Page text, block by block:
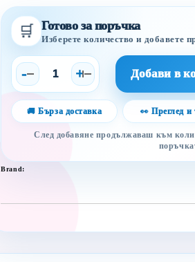
🛒 Готово за поръчка
Изберете количество и добавете
- +
🚚 Бърза доставка 👀 Преглед и
След добавяне продължаваш към
Brand: